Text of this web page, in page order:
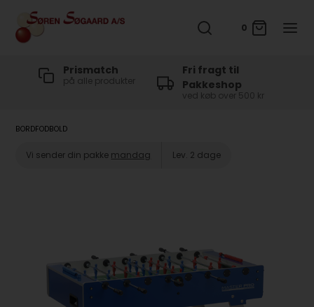
0
Prismatch
på alle produkter
Fri fragt til
Pakkeshop
ved køb over 500 kr
BORDFODBOLD
Vi sender din pakke mandag Lev. 2 dage